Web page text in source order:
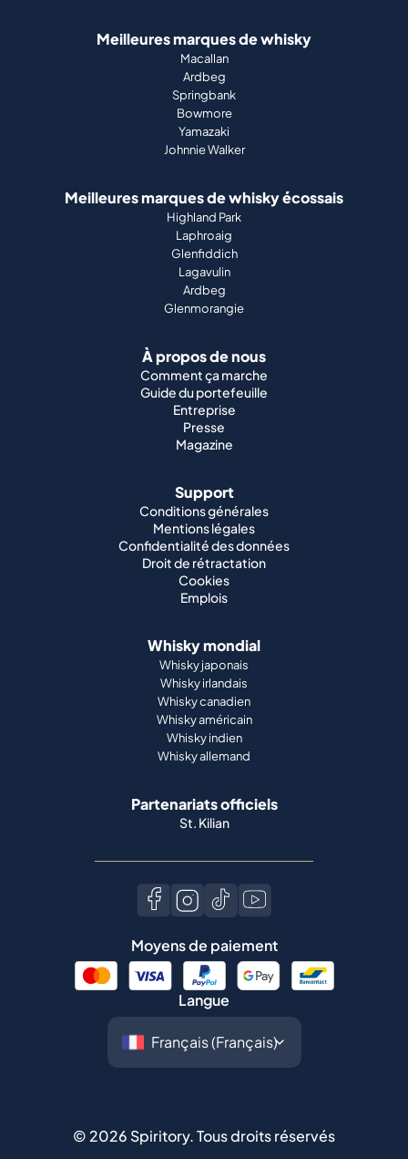
Meilleures marques de whisky
Macallan
Ardbeg
Springbank
Bowmore
Yamazaki
Johnnie Walker
Meilleures marques de whisky écossais
Highland Park
Laphroaig
Glenfiddich
Lagavulin
Ardbeg
Glenmorangie
À propos de nous
Comment ça marche
Guide du portefeuille
Entreprise
Presse
Magazine
Support
Conditions générales
Mentions légales
Confidentialité des données
Droit de rétractation
Cookies
Emplois
Whisky mondial
Whisky japonais
Whisky irlandais
Whisky canadien
Whisky américain
Whisky indien
Whisky allemand
Partenariats officiels
St. Kilian
Moyens de paiement
Langue
© 2026 Spiritory.Tous droits réservés